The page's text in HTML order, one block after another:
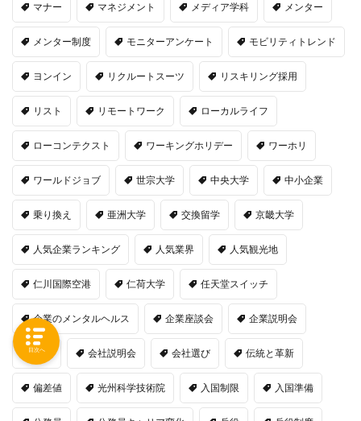
マナー マネジメント メディア学科 メンター
メンター制度 モニターアンケート モビリティトレンド
ヨンイン リクルートスーツ リスキリング採用
リスト リモートワーク ローカルライフ
ローコンテクスト ワーキングホリデー ワーホリ
ワールドジョブ 世宗大学 中央大学 中小企業
乗り換え 亜洲大学 交換留学 京畿大学
人気企業ランキング 人気業界 人気観光地
仁川国際空港 仁荷大学 任天堂スイッチ
企業のメンタルヘルス 企業座談会 企業説明会
休学 会社説明会 会社選び 伝統と革新
偏差値 光州科学技術院 入国制限 入国準備
目次へ